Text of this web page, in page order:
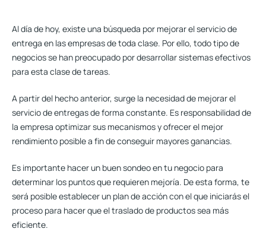
Al día de hoy, existe una búsqueda por mejorar el servicio de
entrega en las empresas de toda clase. Por ello, todo tipo de
negocios se han preocupado por desarrollar sistemas efectivos
para esta clase de tareas.
A partir del hecho anterior, surge la necesidad de mejorar el
servicio de entregas de forma constante. Es responsabilidad de
la empresa optimizar sus mecanismos y ofrecer el mejor
rendimiento posible a fin de conseguir mayores ganancias.
Es importante hacer un buen sondeo en tu negocio para
determinar los puntos que requieren mejoría. De esta forma, te
será posible establecer un plan de acción con el que iniciarás el
proceso para hacer que el traslado de productos sea más
eficiente.